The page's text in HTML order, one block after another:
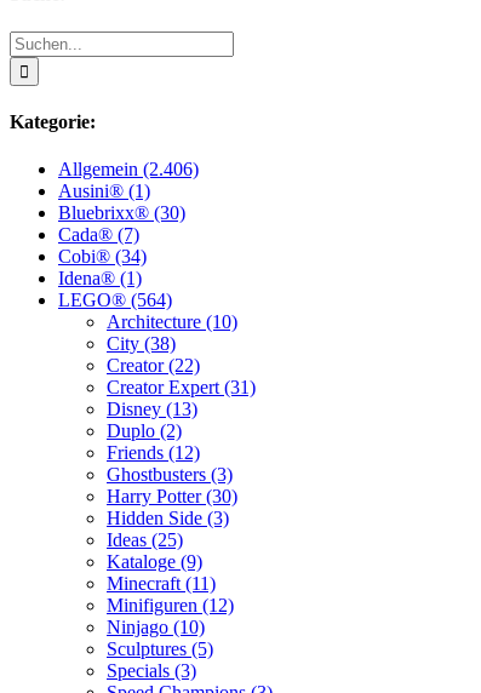
Suche
nach:
Kategorie:
Allgemein (2.406)
Ausini® (1)
Bluebrixx® (30)
Cada® (7)
Cobi® (34)
Idena® (1)
LEGO® (564)
Architecture (10)
City (38)
Creator (22)
Creator Expert (31)
Disney (13)
Duplo (2)
Friends (12)
Ghostbusters (3)
Harry Potter (30)
Hidden Side (3)
Ideas (25)
Kataloge (9)
Minecraft (11)
Minifiguren (12)
Ninjago (10)
Sculptures (5)
Specials (3)